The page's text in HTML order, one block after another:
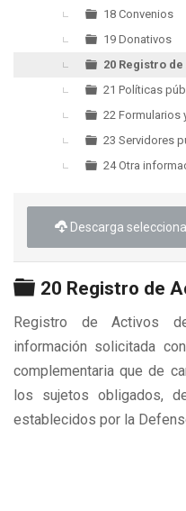
18 Convenios
19 Donativos
20 Registro
21 Políticas
22 Formularios
23 Servidores
24 Otra
Descarga
Carpeta
20 Registro de
Registro de Activos
información solicitada
complementaria que de
los sujetos obligados,
establecidos por la